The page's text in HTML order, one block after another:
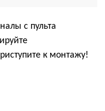
с пульта
к монтажу!